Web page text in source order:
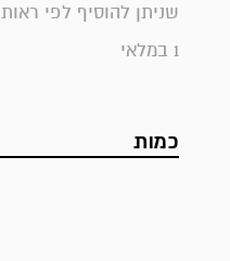
שניתן להוסיף לפי
1 במלאי
כמות